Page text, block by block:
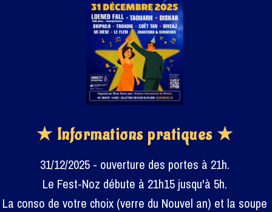
★ Informations pratiques ★
31/12/2025 - ouverture des portes à 21h.
Le Fest-Noz débute à 21h15 jusqu'à 5h.
La conso de votre choix (verre du Nouvel an) et la soupe